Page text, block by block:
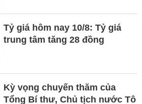
Tỷ giá hôm nay 10/8: Tỷ giá
trung tâm tăng 28 đồng
Kỳ vọng chuyến thăm của
Tổng Bí thư, Chủ tịch nước Tô